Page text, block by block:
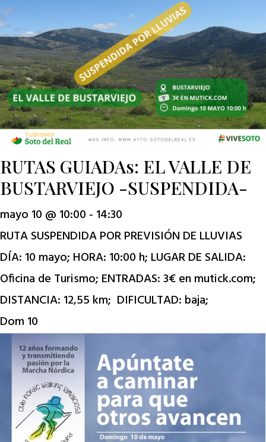
RUTAS GUIADAs: EL VALLE DE
BUSTARVIEJO -SUSPENDIDA-
mayo 10 @ 10:00 - 14:30
RUTA SUSPENDIDA POR PREVISIÓN DE LLUVIAS
DÍA: 10 mayo; HORA: 10:00 h; LUGAR DE SALIDA:
Oficina de Turismo; ENTRADAS: 3€ en mutick.com;
DISTANCIA: 12,55 km; DIFICULTAD: baja;
Dom 10